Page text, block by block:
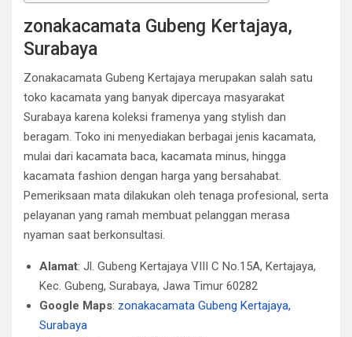
zonakacamata Gubeng Kertajaya,
Surabaya
Zonakacamata Gubeng Kertajaya merupakan salah satu
toko kacamata yang banyak dipercaya masyarakat
Surabaya karena koleksi framenya yang stylish dan
beragam. Toko ini menyediakan berbagai jenis kacamata,
mulai dari kacamata baca, kacamata minus, hingga
kacamata fashion dengan harga yang bersahabat.
Pemeriksaan mata dilakukan oleh tenaga profesional, serta
pelayanan yang ramah membuat pelanggan merasa
nyaman saat berkonsultasi.
Alamat: Jl. Gubeng Kertajaya VIII C No.15A, Kertajaya,
Kec. Gubeng, Surabaya, Jawa Timur 60282
Google Maps: zonakacamata Gubeng Kertajaya,
Surabaya